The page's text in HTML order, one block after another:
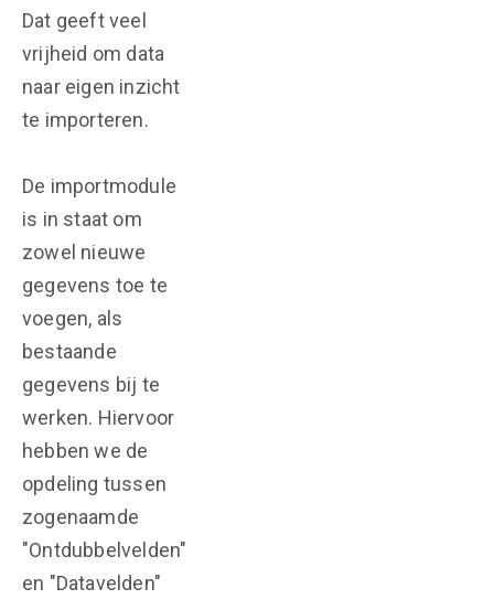
Dat geeft veel
vrijheid om data
naar eigen inzicht
te importeren.
De importmodule
is in staat om
zowel nieuwe
gegevens toe te
voegen, als
bestaande
gegevens bij te
werken. Hiervoor
hebben we de
opdeling tussen
zogenaamde
"Ontdubbelvelden"
en "Datavelden"